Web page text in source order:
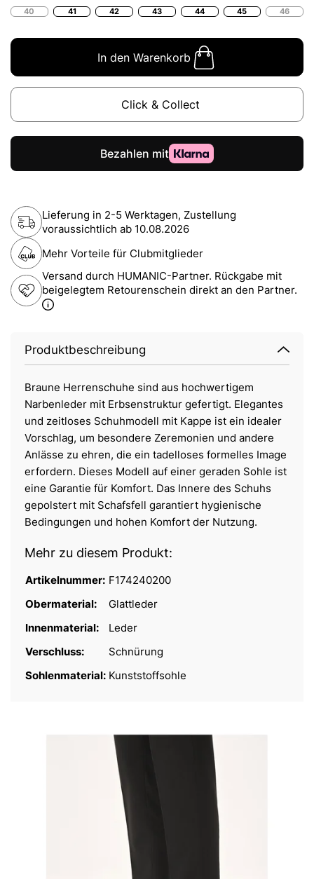
40 41 42 43 44 45 46
In den Warenkorb
Click & Collect
Lieferung in 2-5 Werktagen, Zustellung
voraussichtlich ab 10.08.2026
Mehr Vorteile für Clubmitglieder
Versand durch HUMANIC-Partner. Rückgabe mit
beigelegtem Retourenschein direkt an den Partner.
Produktbeschreibung
Braune Herrenschuhe sind aus hochwertigem
Narbenleder mit Erbsenstruktur gefertigt. Elegantes
und zeitloses Schuhmodell mit Kappe ist ein idealer
Vorschlag, um besondere Zeremonien und andere
Anlässe zu ehren, die ein tadelloses formelles Image
erfordern. Dieses Modell auf einer geraden Sohle ist
eine Garantie für Komfort. Das Innere des Schuhs
gepolstert mit Schafsfell garantiert hygienische
Bedingungen und hohen Komfort der Nutzung.
Mehr zu diesem Produkt:
Artikelnummer: F174240200
Obermaterial:
Glattleder
Innenmaterial:
Leder
Verschluss:
Schnürung
Sohlenmaterial: Kunststoffsohle